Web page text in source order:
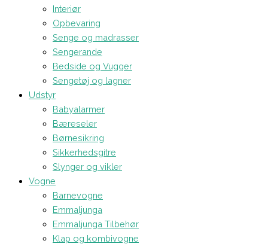
Interiør
Opbevaring
Senge og madrasser
Sengerande
Bedside og Vugger
Sengetøj og lagner
Udstyr
Babyalarmer
Bæreseler
Børnesikring
Sikkerhedsgitre
Slynger og vikler
Vogne
Barnevogne
Emmaljunga
Emmaljunga Tilbehør
Klap og kombivogne